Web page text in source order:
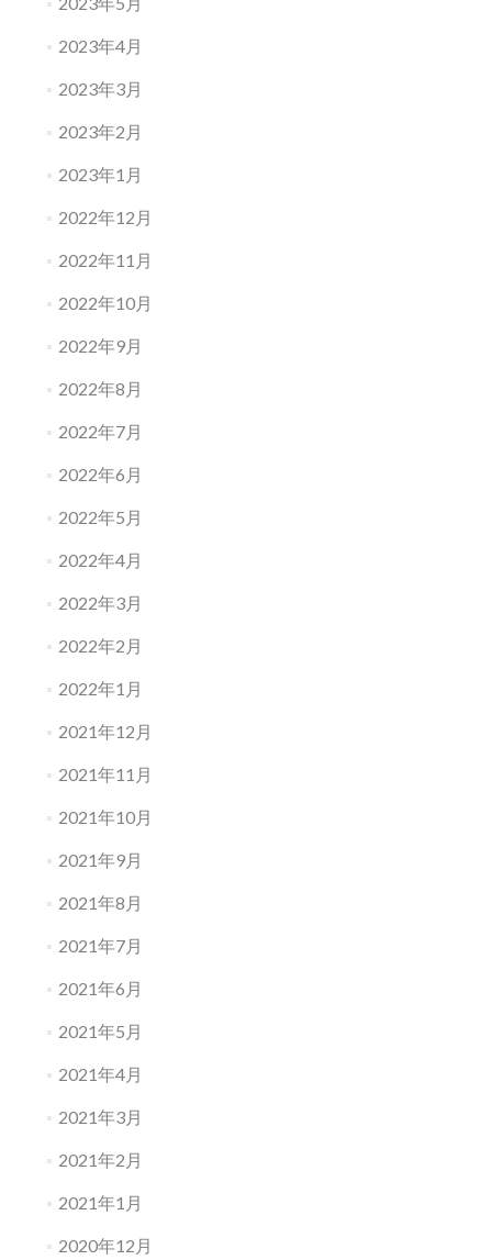
2023年4月
2023年3月
2023年2月
2023年1月
2022年12月
2022年11月
2022年10月
2022年9月
2022年8月
2022年7月
2022年6月
2022年5月
2022年4月
2022年3月
2022年2月
2022年1月
2021年12月
2021年11月
2021年10月
2021年9月
2021年8月
2021年7月
2021年6月
2021年5月
2021年4月
2021年3月
2021年2月
2021年1月
2020年12月